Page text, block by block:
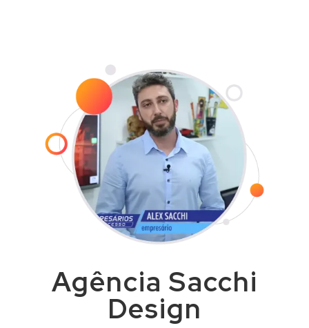
Agência Sacchi
Design